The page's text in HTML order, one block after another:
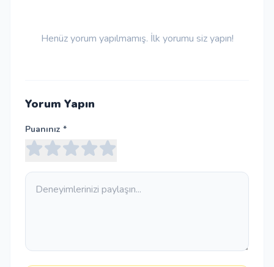
Henüz yorum yapılmamış. İlk yorumu siz yapın!
Yorum Yapın
Puanınız *